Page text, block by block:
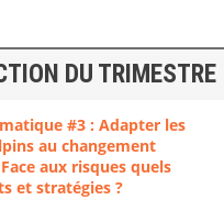
"Plan ministériel
vagues de
chaleur."
[ Ressource électronique ]
DU TRIMESTRE
#3 : Adapter les
au changement
aux risques quels
et stratégies ?